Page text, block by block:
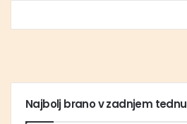
Najbolj brano v zadnjem tednu